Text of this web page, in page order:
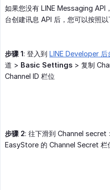
如果您没有 LINE Messaging API
台创建讯息 API 后，您可以按照以
步骤 1: 登入到 LINE Developer 后
道 > Basic Settings > 复制
Channel ID 栏位
步骤 2: 往下滑到 Channel
EasyStore 的 Channel Secret 栏